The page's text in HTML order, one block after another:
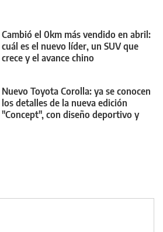
Cambió el 0km más vendido en abril:
cuál es el nuevo líder, un SUV que
crece y el avance chino
Nuevo Toyota Corolla: ya se conocen
los detalles de la nueva edición
"Concept", con diseño deportivo y